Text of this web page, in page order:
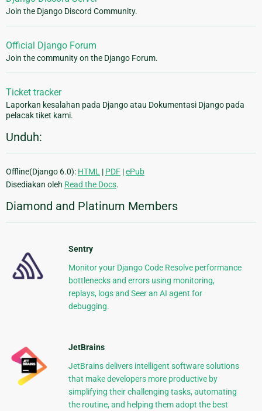
Join the Django Discord Community.
Official Django Forum
Join the community on the Django Forum.
Ticket tracker
Laporkan kesalahan pada Django atau Dokumentasi Django pada
pelacak tiket kami.
Unduh:
Offline(Django 6.0): HTML | PDF |ePub
Disediakan oleh Read the Docs.
Diamond and Platinum Members
Sentry
Monitor your Django Code Resolve performance
bottlenecks and errors using monitoring,
replays, logs and Seer an AI agent for
debugging.
JetBrains
JetBrains delivers intelligent software solutions
that make developers more productive by
simplifying their challenging tasks, automating
the routine, and helping them adopt the best